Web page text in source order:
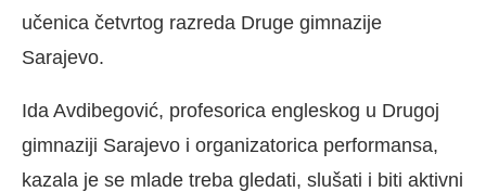
učenica četvrtog razreda Druge gimnazije
Sarajevo.
Ida Avdibegović, profesorica engleskog u Drugoj
gimnaziji Sarajevo i organizatorica performansa,
kazala je se mlade treba gledati, slušati i biti aktivni